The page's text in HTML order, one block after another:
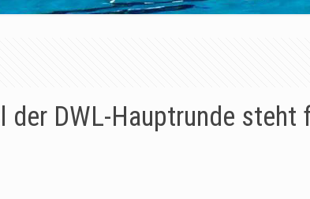
der DWL-Hauptrunde steht